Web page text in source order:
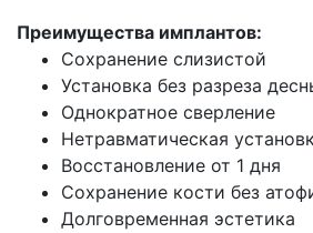
Преимущества имплантов:
Сохранение слизистой
Установка без разреза
Однократное сверление
Нетравматическая
Восстановление от 1 дня
Сохранение кости без
Долговременная эстетика